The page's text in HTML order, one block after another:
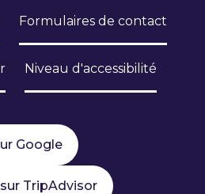
Formulaires de contact
Niveau d'accessibilité
Google
TripAdvisor